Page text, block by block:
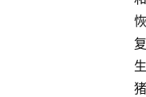
恢
复
生
猪